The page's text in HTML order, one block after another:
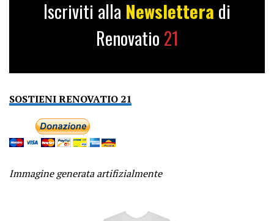
Iscriviti alla Newslettera di
Renovatio 21
SOSTIENI RENOVATIO 21
Immagine generata artifizialmente